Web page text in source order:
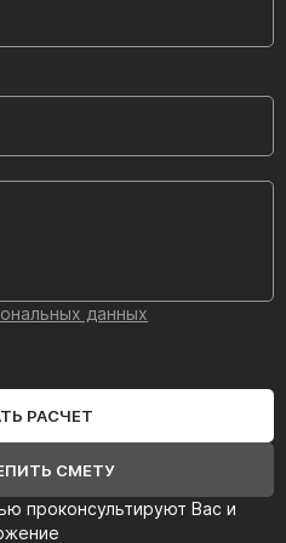
проконсультируют Вас и
данных
РАСЧЕТ
СМЕТУ